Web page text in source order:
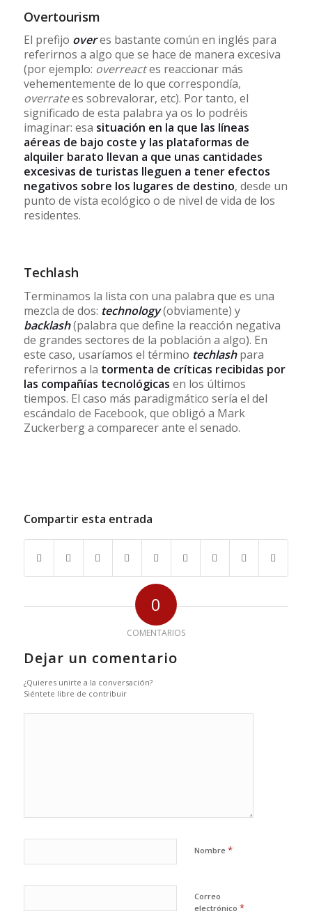
Overtourism
El prefijo overes bastante común en inglés para
referirnos a algo que se hace de manera excesiva
(por ejemplo: overreactes reaccionar más
vehementemente de lo que correspondía,
overratees sobrevalorar, etc). Por tanto, el
significado de esta palabra ya os lo podréis
imaginar: esa situación en la que las líneas
aéreas de bajo coste y las plataformas de
alquiler barato llevan a que unas cantidades
excesivas de turistas lleguen a tener efectos
negativos sobre los lugares de destino, desde un
punto de vista ecológico o de nivel de vida de los
residentes.
Techlash
Terminamos la lista con una palabra que es una
mezcla de dos: technology(obviamente) y
backlash(palabra que define la reacción negativa
de grandes sectores de la población a algo). En
este caso, usaríamos el término techlashpara
referirnos a la tormenta de críticas recibidas por
las compañías tecnológicas en los últimos
tiempos. El caso más paradigmático sería el del
escándalo de Facebook, que obligó a Mark
Zuckerberg a comparecer ante el senado.
Compartir esta entrada
0
COMENTARIOS
Dejar un comentario
¿Quieres unirte a la conversación?
Siéntete libre de contribuir
Nombre *
Correo
electrónico *